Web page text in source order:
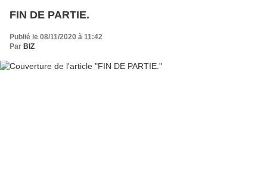
FIN DE PARTIE.
Publié le 08/11/2020 à 11:42
Par BIZ